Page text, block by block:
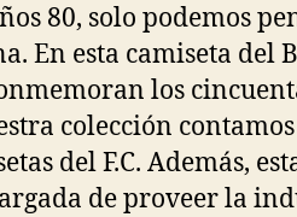
80, solo podemos
En esta camiseta del
los
colección
del F.C. Además,
de proveer la